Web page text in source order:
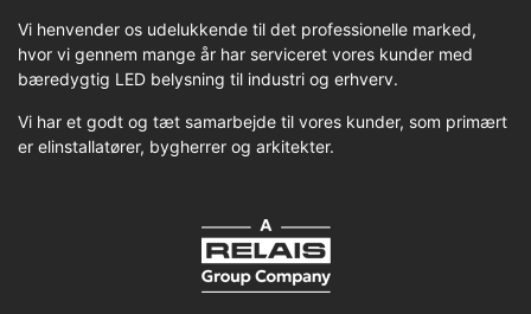
Vi henvender os udelukkende til det professionelle marked,
hvor vi gennem mange år har serviceret vores kunder med
bæredygtig LED belysning til industri og erhverv.
Vi har et godt og tæt samarbejde til vores kunder, som primært
er elinstallatører, bygherrer og arkitekter.